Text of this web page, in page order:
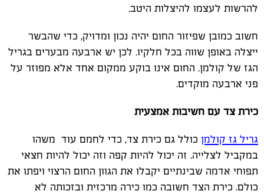
להרשות לעצמו להיצלות היטב.
חשוב כמובן שפיזור החום יהיה נכון ומדויק, כדי שהבשר
ייצלה באופן שווה בכל חלקיו. לכן יש ארבעה מבערים בגריל
הגז של קולמן. החום אינו בוקע ממקום אחד אלא מפוזר על
פני ארבעה מוקדים.
כירת צד עם חשיבות אמצעית
גריל גז קולמן כולל גם כירת צד, כדי לחמם עוד משהו
במקביל לצלייה. זה יכול להיות קפה וזה יכול להיות חצאי
תפוחי אדמה שבינתיים יקבלו את הגוון החום הרצוי ויפתו את
כולם. כירת הצד חשובה כמו כירה מרכזית ובזכותה לא